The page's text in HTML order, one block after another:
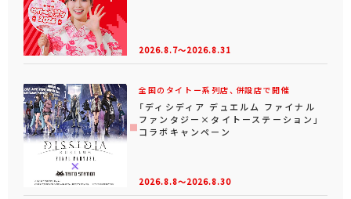
2026.8.7～2026.8.31
全国のタイトー系列店、併設店で開催
「ディシディア デュエルム ファイナル
ファンタジー×タイトーステーション」
コラボキャンペーン
2026.8.8～2026.8.30